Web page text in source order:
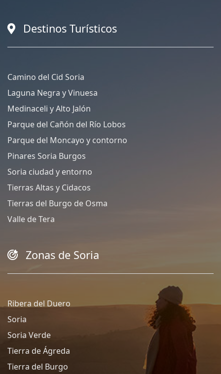
Destinos Turísticos
Camino del Cid Soria
Laguna Negra y Vinuesa
Medinaceli y Alto Jalón
Parque del Cañón del Río Lobos
Parque del Moncayo y contorno
Pinares Soria Burgos
Soria ciudad y entorno
Tierras Altas y Cidacos
Tierras del Burgo de Osma
Valle de Tera
Zonas de Soria
Ribera del Duero
Soria
Soria Verde
Tierra de Ágreda
Tierra del Burgo